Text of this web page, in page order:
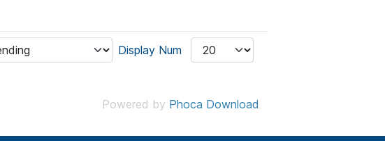
Display Num
Powered by Phoca Download